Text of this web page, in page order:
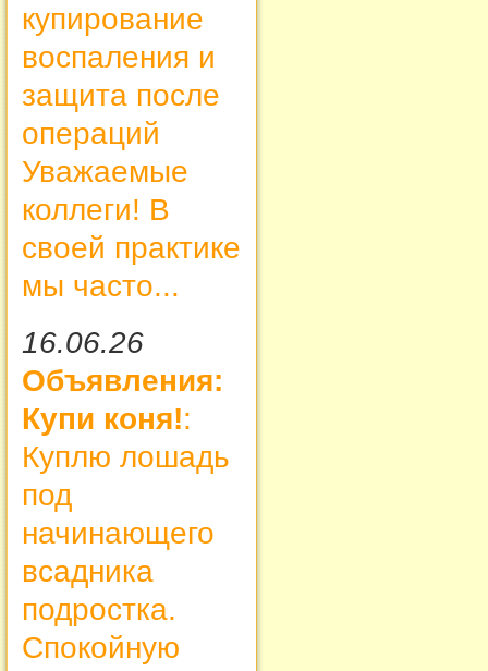
купирование
воспаления и
защита после
операций
Уважаемые
коллеги! В
своей практике
мы часто...
16.06.26
Объявления:
Купи коня!:
Куплю лошадь
под
начинающего
всадника
подростка.
Спокойную